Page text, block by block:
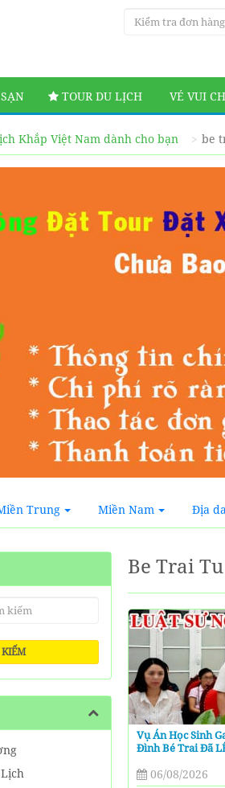
TOUR DU LỊCH VÉ VUI
Khắp Việt Nam dành cho bạn be
Trung Miền Nam Địa
Be Trai
Vụ Án Học Sinh
Đình Bé Trai Đã
06/08/2026